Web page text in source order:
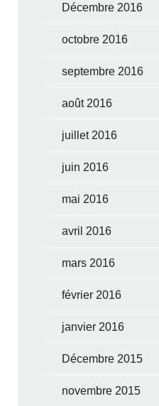
Décembre 2016
octobre 2016
septembre 2016
août 2016
juillet 2016
juin 2016
mai 2016
avril 2016
mars 2016
février 2016
janvier 2016
Décembre 2015
novembre 2015